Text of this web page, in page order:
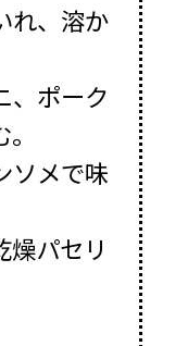
れ、溶か
、ポーク
ソメで味
パセリ